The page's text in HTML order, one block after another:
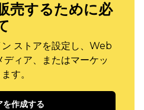
売するために必
ストアを設定し、Web
ィア、またはマーケッ
す。
を作成する